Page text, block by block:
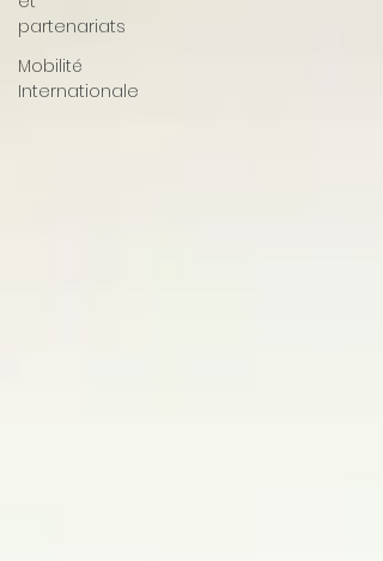
partenariats
Mobilité
Internationale